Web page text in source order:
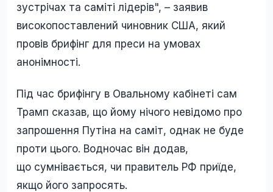
зустрічах та саміті лідерів", – заявив
високопоставлений чиновник США, який
провів брифінг для преси на умовах
анонімності.
Під час брифінгу в Овальному кабінеті сам
Трамп сказав, що йому нічого невідомо про
запрошення Путіна на саміт, однак не буде
проти цього. Водночас він додав,
що сумнівається, чи правитель РФ приїде,
якщо його запросять.